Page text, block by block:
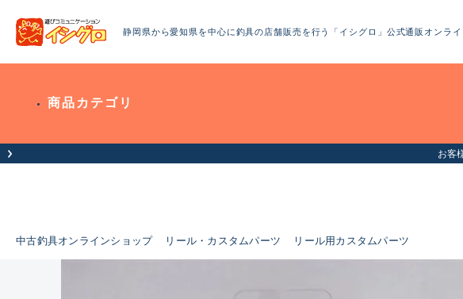
静岡県から愛知県を中心に釣具の店舗販売を行う「イシグロ」公式通販オンラ
商品カテゴリ
お客
中古釣具オンラインショップ リール・カスタムパーツ リール用カスタムパーツ